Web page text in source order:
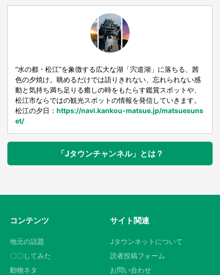
“水の都・松江”を象徴する広大な湖「宍道湖」に落ちる、茜
色の夕焼け。眺めるだけでは語りきれない、忘れられない感
動と気持ち満ち足りる癒しの時をもたらす鑑賞スポットや、
松江市ならではの観光スポットの情報を発信していきます。
松江の夕日： https://navi.kankou-matsue.jp/matsuesuns
et/
「Jタウンチャンネル」とは？
コンテンツ
地元の話題
〇〇してみた
動物ネタ
サイト関連
Jタウンネットについて
読者投稿フォーム
お問い合わせ